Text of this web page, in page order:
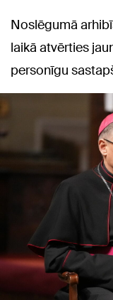
Noslēgumā
laikā atvērties
personīgu